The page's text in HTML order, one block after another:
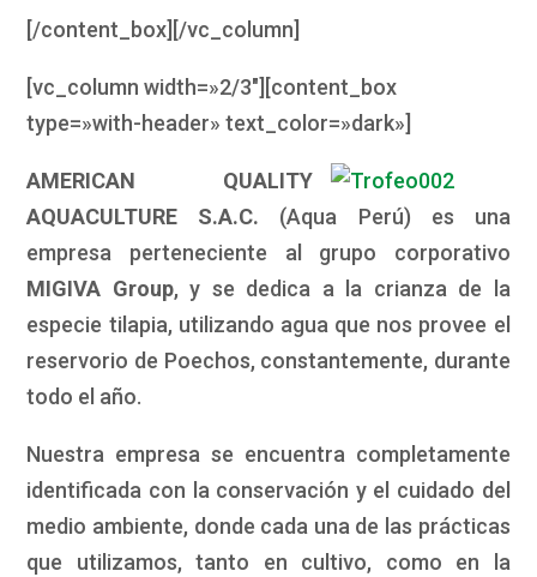
[/content_box][/vc_column]
[vc_column width=»2/3″][content_box
type=»with-header» text_color=»dark»]
AMERICAN QUALITY
AQUACULTURE S.A.C. (Aqua Perú) es una
empresa perteneciente al grupo corporativo
MIGIVA Group, y se dedica a la crianza de la
especie tilapia, utilizando agua que nos provee el
reservorio de Poechos, constantemente, durante
todo el año.
Nuestra empresa se encuentra completamente
identificada con la conservación y el cuidado del
medio ambiente, donde cada una de las prácticas
que utilizamos, tanto en cultivo, como en la